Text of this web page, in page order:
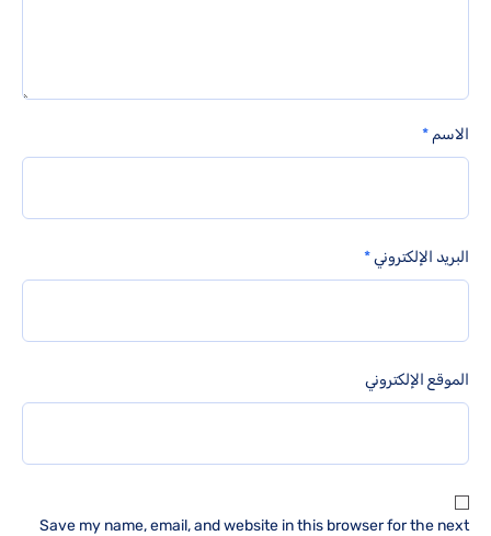
الاسم *
البريد الإلكتروني*
الموقع الإلكتروني
Save my name, email, and website in this browser for the next